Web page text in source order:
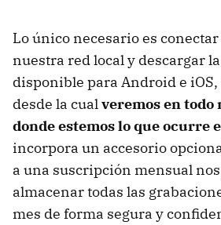
Lo único necesario es
nuestra red local y descargar
disponible para Android e iOS,
desde la cualveremos en todo
donde estemos lo que ocurre
incorpora un accesorio
a una suscripción mensual
almacenar todas las
mes de forma segura y